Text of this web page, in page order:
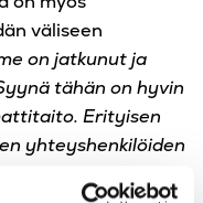
väliseen
on jatkunut ja
tähän on hyvin
Erityisen
yhteyshenkilöiden